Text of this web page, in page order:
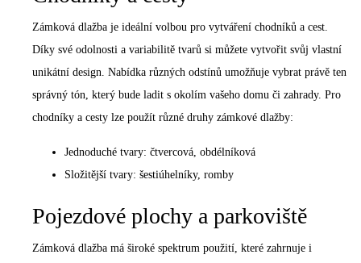
Zámková dlažba je ideální volbou pro vytváření chodníků a cest.
Díky své odolnosti a variabilitě tvarů si můžete vytvořit svůj vlastní
unikátní design. Nabídka různých odstínů umožňuje vybrat právě ten
správný tón, který bude ladit s okolím vašeho domu či zahrady. Pro
chodníky a cesty lze použít různé druhy zámkové dlažby:
Jednoduché tvary: čtvercová, obdélníková
Složitější tvary: šestiúhelníky, romby
Pojezdové plochy a parkoviště
Zámková dlažba má široké spektrum použití, které zahrnuje i